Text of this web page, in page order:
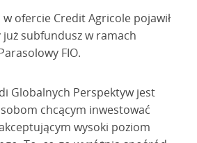
ofercie Credit Agricole pojawił
subfundusz w ramach
FIO.
Globalnych Perspektyw jest
chcącym inwestować
wysoki poziom